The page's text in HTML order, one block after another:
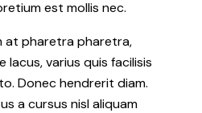
est mollis nec.
at pharetra pharetra,
varius quis facilisis
Donec hendrerit diam.
a cursus nisl aliquam